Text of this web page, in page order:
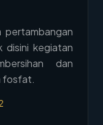
pertambangan
disini kegiatan
dan
fosfat.